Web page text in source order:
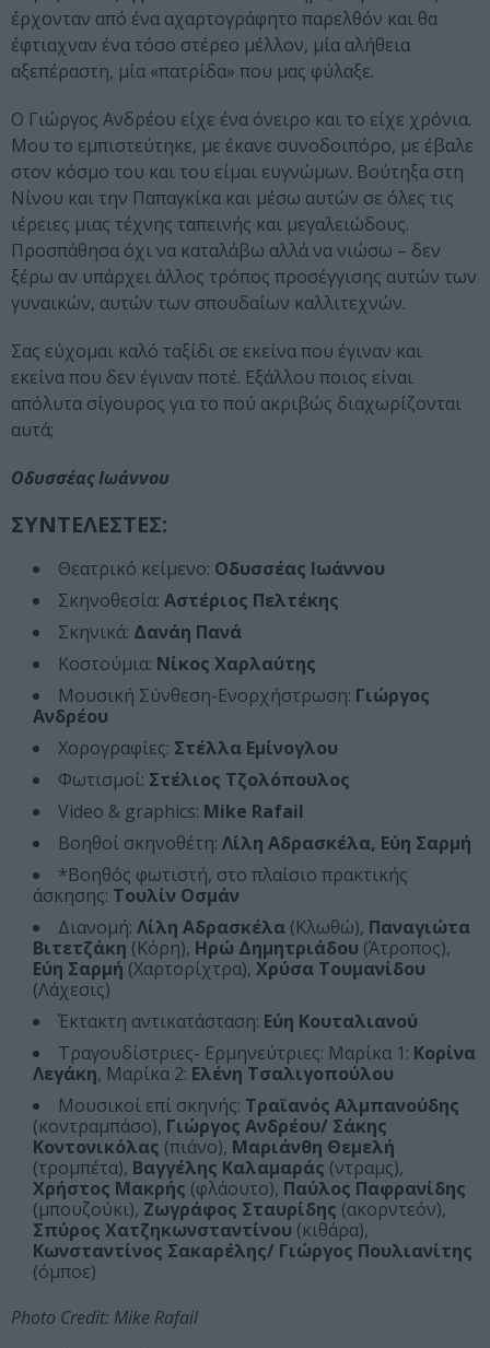
έρχονταν από ένα αχαρτογράφητο παρελθόν και θα
έφτιαχναν ένα τόσο στέρεο μέλλον, μία αλήθεια
αξεπέραστη, μία «πατρίδα» που μας φύλαξε.
Ο Γιώργος Ανδρέου είχε ένα όνειρο και το είχε χρόνια.
Μου το εμπιστεύτηκε, με έκανε συνοδοιπόρο, με έβαλε
στον κόσμο του και του είμαι ευγνώμων. Βούτηξα στη
Νίνου και την Παπαγκίκα και μέσω αυτών σε όλες τις
ιέρειες μιας τέχνης ταπεινής και μεγαλειώδους.
Προσπάθησα όχι να καταλάβω αλλά να νιώσω – δεν
ξέρω αν υπάρχει άλλος τρόπος προσέγγισης αυτών των
γυναικών, αυτών των σπουδαίων καλλιτεχνών.
Σας εύχομαι καλό ταξίδι σε εκείνα που έγιναν και
εκείνα που δεν έγιναν ποτέ. Εξάλλου ποιος είναι
απόλυτα σίγουρος για το πού ακριβώς διαχωρίζονται
αυτά;
Οδυσσέας Ιωάννου
ΣΥΝΤΕΛΕΣΤΕΣ:
Θεατρικό κείμενο: Οδυσσέας Ιωάννου
Σκηνοθεσία: Αστέριος Πελτέκης
Σκηνικά: Δανάη Πανά
Κοστούμια: Νίκος Χαρλαύτης
Μουσική Σύνθεση-Ενορχήστρωση: Γιώργος
Ανδρέου
Χορογραφίες: Στέλλα Εμίνογλου
Φωτισμοί: Στέλιος Τζολόπουλος
Video & graphics: Mike Rafail
Βοηθοί σκηνοθέτη: Λίλη Αδρασκέλα, Εύη Σαρμή
*Βοηθός φωτιστή, στο πλαίσιο πρακτικής
άσκησης: Τουλίν Οσμάν
Διανομή: Λίλη Αδρασκέλα (Κλωθώ), Παναγιώτα
Βιτετζάκη (Κόρη), Ηρώ Δημητριάδου (Άτροπος),
Εύη Σαρμή (Χαρτορίχτρα), Χρύσα Τουμανίδου
(Λάχεσις)
Έκτακτη αντικατάσταση: Εύη Κουταλιανού
Τραγουδίστριες- Ερμηνεύτριες: Μαρίκα 1: Κορίνα
Λεγάκη, Μαρίκα 2: Ελένη Τσαλιγοπούλου
Μουσικοί επί σκηνής: Τραϊανός Αλμπανούδης
(κοντραμπάσο), Γιώργος Ανδρέου/ Σάκης
Κοντονικόλας (πιάνο), Μαριάνθη Θεμελή
(τρομπέτα), Βαγγέλης Καλαμαράς (ντραμς),
Χρήστος Μακρής (φλάουτο), Παύλος Παφρανίδης
(μπουζούκι), Ζωγράφος Σταυρίδης (ακορντεόν),
Σπύρος Χατζηκωνσταντίνου (κιθάρα),
Κωνσταντίνος Σακαρέλης/ Γιώργος Πουλιανίτης
(όμποε)
Photo Credit: Mike Rafail